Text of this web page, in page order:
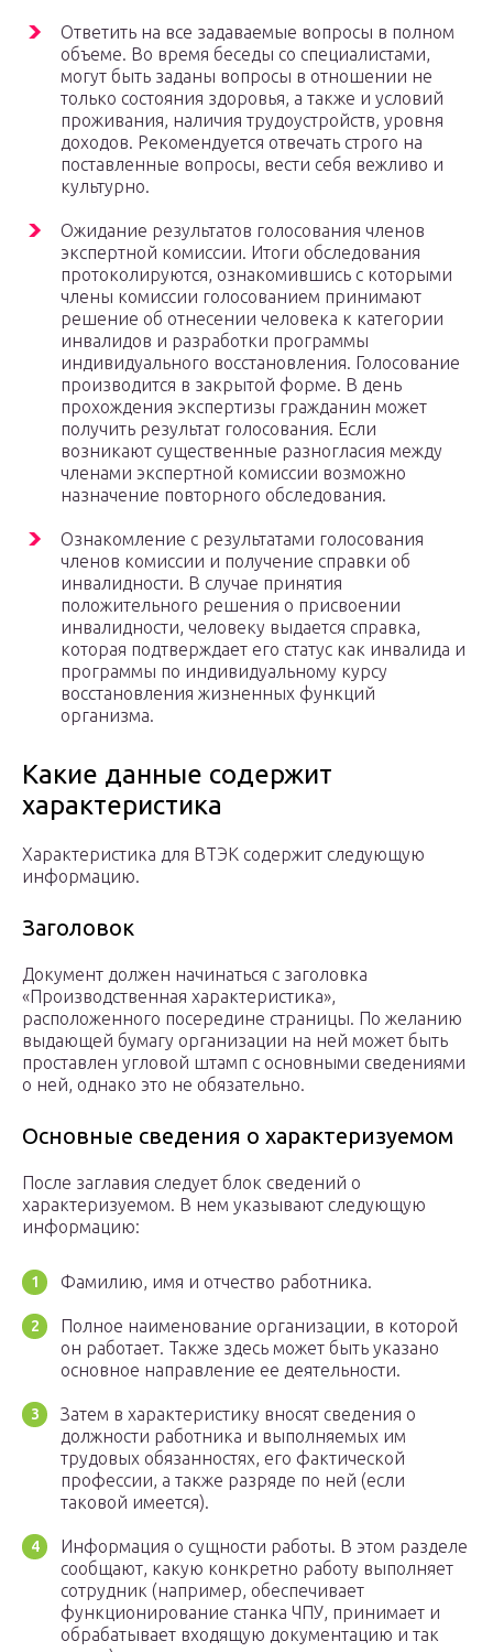
Ответить на все задаваемые вопросы в полном
объеме. Во время беседы со специалистами,
могут быть заданы вопросы в отношении не
только состояния здоровья, а также и условий
проживания, наличия трудоустройств, уровня
доходов. Рекомендуется отвечать строго на
поставленные вопросы, вести себя вежливо и
культурно.
Ожидание результатов голосования членов
экспертной комиссии. Итоги обследования
протоколируются, ознакомившись с которыми
члены комиссии голосованием принимают
решение об отнесении человека к категории
инвалидов и разработки программы
индивидуального восстановления. Голосование
производится в закрытой форме. В день
прохождения экспертизы гражданин может
получить результат голосования. Если
возникают существенные разногласия между
членами экспертной комиссии возможно
назначение повторного обследования.
Ознакомление с результатами голосования
членов комиссии и получение справки об
инвалидности. В случае принятия
положительного решения о присвоении
инвалидности, человеку выдается справка,
которая подтверждает его статус как инвалида и
программы по индивидуальному курсу
восстановления жизненных функций
организма.
Какие данные содержит
характеристика
Характеристика для ВТЭК содержит следующую
информацию.
Заголовок
Документ должен начинаться с заголовка
«Производственная характеристика»,
расположенного посередине страницы. По желанию
выдающей бумагу организации на ней может быть
проставлен угловой штамп с основными сведениями
о ней, однако это не обязательно.
Основные сведения о характеризуемом
После заглавия следует блок сведений о
характеризуемом. В нем указывают следующую
информацию:
Фамилию, имя и отчество работника.
Полное наименование организации, в которой
он работает. Также здесь может быть указано
основное направление ее деятельности.
Затем в характеристику вносят сведения о
должности работника и выполняемых им
трудовых обязанностях, его фактической
профессии, а также разряде по ней (если
таковой имеется).
Информация о сущности работы. В этом разделе
сообщают, какую конкретно работу выполняет
сотрудник (например, обеспечивает
функционирование станка ЧПУ, принимает и
обрабатывает входящую документацию и так